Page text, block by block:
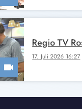
17. Juli 2026 16:27
Regio TV